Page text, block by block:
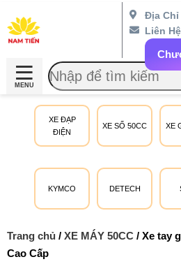
Địa Chỉ
Liên Hệ
MENU
XE ĐẠP
ĐIỆN
XE SỐ 50CC XE
KYMCO DETECH
Trang chủ / XE MÁY 50CC / Xe tay
Cao Cấp